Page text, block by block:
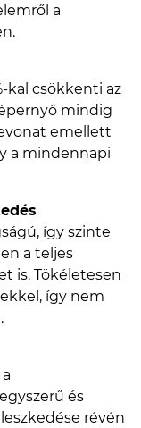
a
kal csökkenti az
mindig
emellett
a mindennapi
így szinte
a teljes
is. Tökéletesen
így nem
és
révén